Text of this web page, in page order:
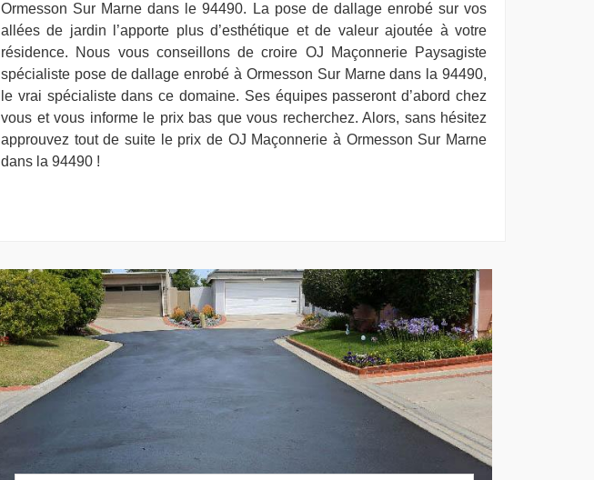
Ormesson Sur Marne dans le 94490. La pose de dallage enrobé sur vos
allées de jardin l’apporte plus d’esthétique et de valeur ajoutée à votre
résidence. Nous vous conseillons de croire OJ Maçonnerie Paysagiste
spécialiste pose de dallage enrobé à Ormesson Sur Marne dans la 94490,
le vrai spécialiste dans ce domaine. Ses équipes passeront d’abord chez
vous et vous informe le prix bas que vous recherchez. Alors, sans hésitez
approuvez tout de suite le prix de OJ Maçonnerie à Ormesson Sur Marne
dans la 94490 !